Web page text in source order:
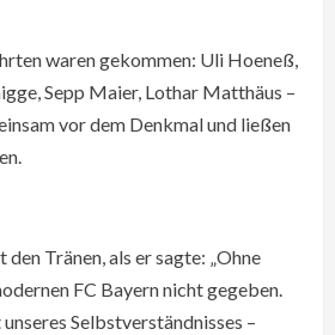
waren gekommen: Uli Hoeneß,
Sepp Maier, Lothar Matthäus –
vor dem Denkmal und ließen
Tränen, als er sagte: „Ohne
FC Bayern nicht gegeben.
Selbstverständnisses –